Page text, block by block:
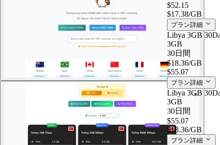
$52.15
$17.38/GB
プラン詳細
Libya 3GB
3GB
30日間
$18.36/GB
$55.07
プラン詳細
Libya 3GB
3GB
30日間
$55.07
$18.36/GB
プラン詳細